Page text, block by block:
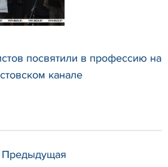
посвятили в профессию на
канале
Предыдущая